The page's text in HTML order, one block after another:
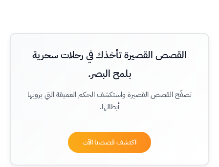
القصص القصيرة تأخذك في رحلات سحرية
بلمح البصر.
تصفّح القصص القصيرة واستكشف الحكم العميقة التي يرويها
أبطالها.
اكتشف قصصنا الآن